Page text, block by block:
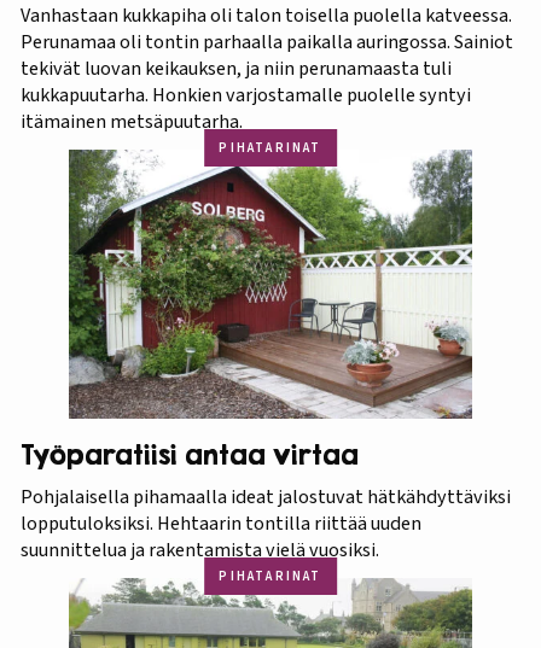
Vanhastaan kukkapiha oli talon toisella puolella katveessa.
Perunamaa oli tontin parhaalla paikalla auringossa. Sainiot
tekivät luovan keikauksen, ja niin perunamaasta tuli
kukkapuutarha. Honkien varjostamalle puolelle syntyi
itämainen metsäpuutarha.
PIHATARINAT
Työparatiisi antaa virtaa
Pohjalaisella pihamaalla ideat jalostuvat hätkähdyttäviksi
lopputuloksiksi. Hehtaarin tontilla riittää uuden
suunnittelua ja rakentamista vielä vuosiksi.
PIHATARINAT